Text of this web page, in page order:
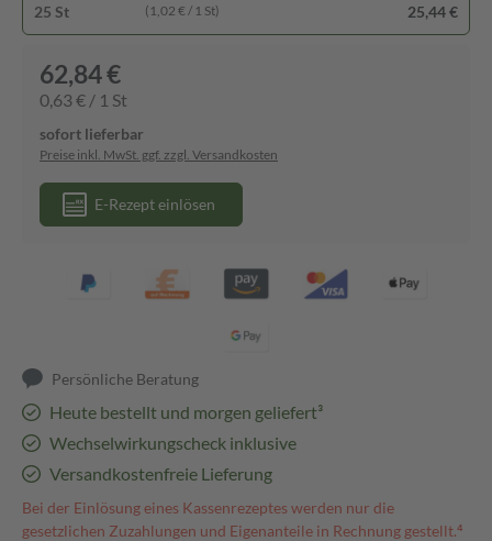
25 St (1,02 € / 1 St) 25,44 €
62,84 €
0,63 € / 1 St
sofort lieferbar
Preise inkl. MwSt. ggf. zzgl. Versandkosten
E-Rezept einlösen
Persönliche Beratung
Heute bestellt und morgen geliefert³
Wechselwirkungscheck inklusive
Versandkostenfreie Lieferung
Bei der Einlösung eines Kassenrezeptes werden nur die
gesetzlichen Zuzahlungen und Eigenanteile in Rechnung gestellt.⁴